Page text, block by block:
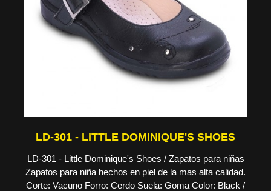
LD-301 - LITTLE DOMINIQUE'S SHOES
LD-301 - Little Dominique's Shoes / Zapatos para niñas
Zapatos para niña hechos en piel de la mas alta calidad.
Corte: Vacuno Forro: Cerdo Suela: Goma Color: Black /